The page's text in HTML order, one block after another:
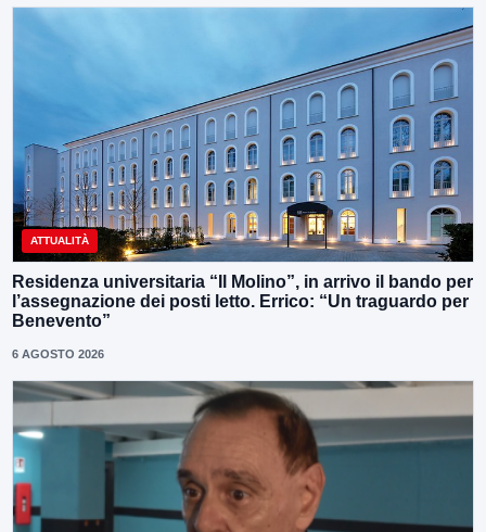
ATTUALITÀ
Residenza universitaria “Il Molino”, in arrivo il bando per
l’assegnazione dei posti letto. Errico: “Un traguardo per
Benevento”
6 AGOSTO 2026